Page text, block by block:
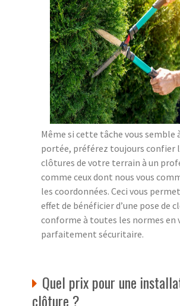
Même si cette tâche vous semble
portée, préférez toujours confier
clôtures de votre terrain à un
comme ceux dont nous vous
les coordonnées. Ceci vous
effet de bénéficier d’une pose de
conforme à toutes les normes en
parfaitement sécuritaire.
Quel prix pour une
clôture ?